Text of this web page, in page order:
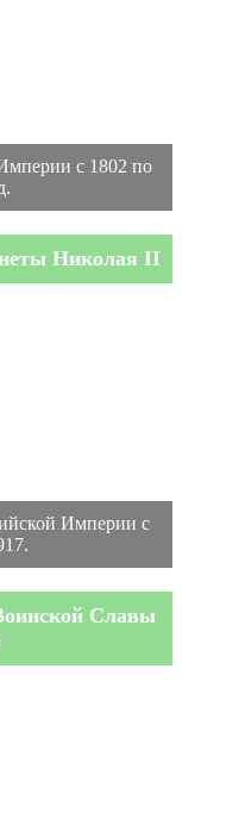
с 1802 по
Николая II
Империи с
Славы